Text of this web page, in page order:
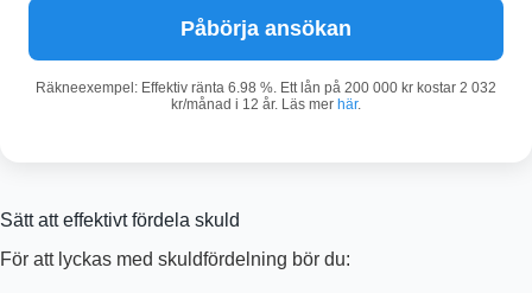
Påbörja ansökan
Räkneexempel: Effektiv ränta 6.98 %. Ett lån på 200 000 kr kostar 2 032
kr/månad i 12 år. Läs mer här.
Sätt att effektivt fördela skuld
För att lyckas med skuldfördelning bör du: